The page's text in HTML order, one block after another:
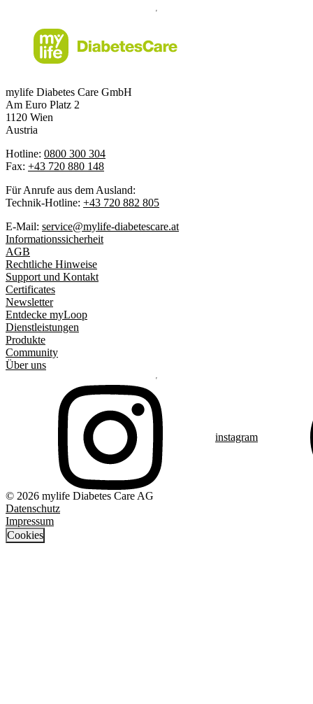
mylife Diabetes Care GmbH
Am Euro Platz 2
1120 Wien
Austria
Hotline: 0800 300 304
Fax: +43 720 880 148
Für Anrufe aus dem Ausland:
Technik-Hotline: +43 720 882 805
E-Mail: service@mylife-diabetescare.at
Informationssicherheit
AGB
Rechtliche Hinweise
Support und Kontakt
Certificates
Newsletter
Entdecke myLoop
Dienstleistungen
Produkte
Community
Über uns
instagram
© 2026 mylife Diabetes Care AG
Datenschutz
Impressum
Cookies